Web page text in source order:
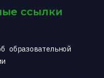
ссылки
образовательной